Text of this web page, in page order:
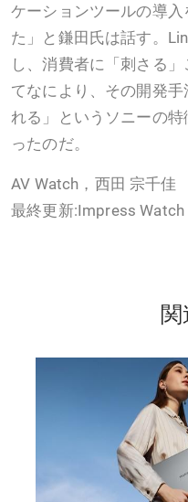
ケーションツールの導
た」と鎌田氏は話す。
し、消費者に「刺さる
てなにより、その開発
れる」というソニーの
ったのだ。
AV Watch，西田 宗千佳
最終更新:Impress Watch